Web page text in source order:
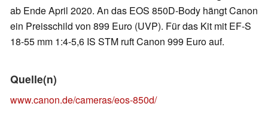
ab Ende April 2020. An das EOS 850D-Body hängt Canon
ein Preisschild von 899 Euro (UVP). Für das Kit mit EF-S
18-55 mm 1:4-5,6 IS STM ruft Canon 999 Euro auf.
Quelle(n)
www.canon.de/cameras/eos-850d/